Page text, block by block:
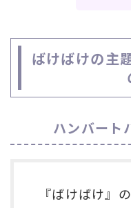
ばけばけの主
ハンバート
『ばけばけ』